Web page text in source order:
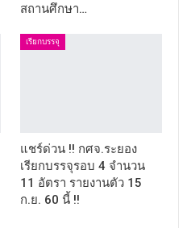
สถานศึกษา…
เรียกบรรจุ
แชร์ด่วน !! กศจ.ระยอง
เรียกบรรจุรอบ 4 จำนวน
11 อัตรา รายงานตัว 15
ก.ย. 60 นี้ !!